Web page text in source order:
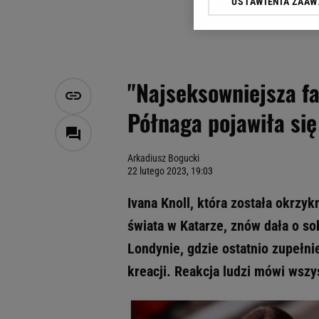
"Najseksowniejsza
Półnaga pojawiła
Arkadiusz Bogucki
22 lutego 2023, 19:03
Ivana Knoll, która została
świata w Katarze, znów dała o
Londynie, gdzie ostatnio
kreacji. Reakcja ludzi mówi
Klikając „Akceptuję”
Zaufanych Partnerów i
My, nasi Zaufani
Przechowywanie
badnie odbiorców i